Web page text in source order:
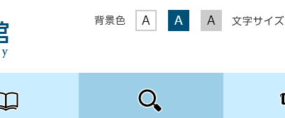
文字サイズ
表示色